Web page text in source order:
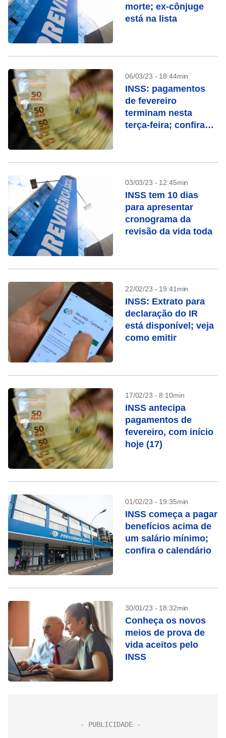
morte; ex-cônjuge
está na lista
06/03/23 - 18:44min
INSS: pagamentos
de fevereiro
terminam nesta
terça-feira; confira
03/03/23 - 12:45min
INSS tem 10 dias
para apresentar
cronograma da
revisão da vida toda
22/02/23 - 19:41min
INSS: Extrato para
declaração do IR
está disponível; veja
como emitir
17/02/23 - 8:10min
INSS antecipa
pagamentos de
fevereiro, com início
hoje (17)
01/02/23 - 19:35min
INSS começa a pagar
benefícios acima de
um salário mínimo;
confira o calendário
30/01/23 - 18:32min
Conheça os novos
meios de prova de
vida aceitos pelo
INSS